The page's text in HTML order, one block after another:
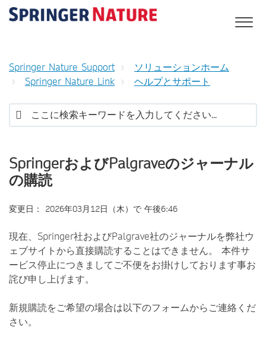
Springer Nature Support
ソリューションホーム
Springer Nature Link
ヘルプとサポート
SpringerおよびPalgraveのジャーナル
の購読
変更日： 2026年03月12日（木）で 午後6:46
現在、Springer社およびPalgrave社のジャーナルを弊社ウ
ェブサイトから直接購読することはできません。 本件サ
ービス停止につきましてご不便をお掛けしております事お
詫び申し上げます。
新規購読をご希望の場合は以下のフォームからご連絡くだ
さい。